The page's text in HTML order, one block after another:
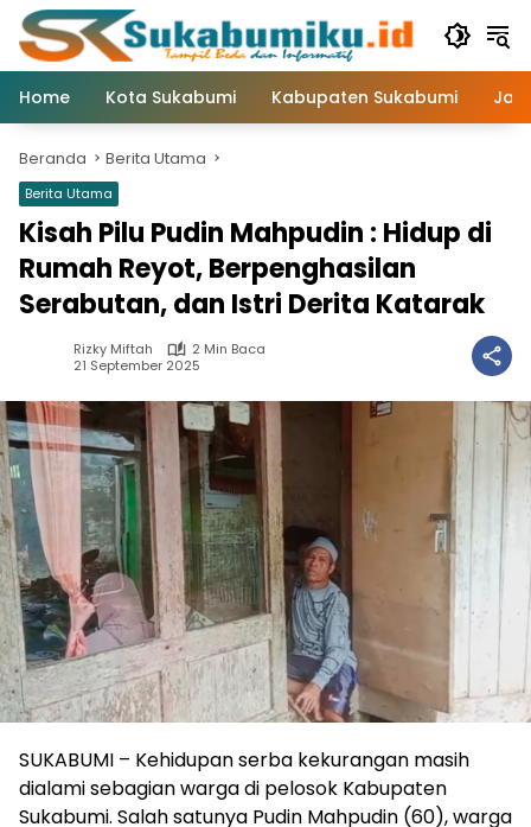
Langsung
konten
Home
Kota Sukabumi Kabupaten Sukabumi
Beranda Berita Utama
Berita Utama
Kisah Pilu Pudin Mahpudin : Hidup di
Rumah Reyot, Berpenghasilan
Serabutan, dan Istri Derita Katarak
Rizky Miftah
2 Min Baca
21 September 2025
SUKABUMI – Kehidupan serba kekurangan masih
dialami sebagian warga di pelosok Kabupaten
Sukabumi. Salah satunya Pudin Mahpudin (60), warga